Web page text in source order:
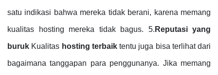
satu indikasi bahwa mereka tidak berani, karena memang
kualitas hosting mereka tidak bagus. 5. Reputasi yang
buruk Kualitas hosting terbaiktentu juga bisa terlihat dari
bagaimana tanggapan para penggunanya. Jika memang